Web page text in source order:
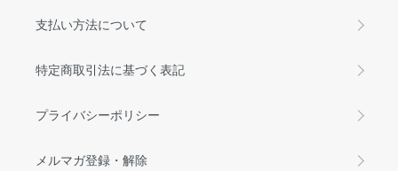
支払い方法について
特定商取引法に基づく表記
プライバシーポリシー
メルマガ登録・解除